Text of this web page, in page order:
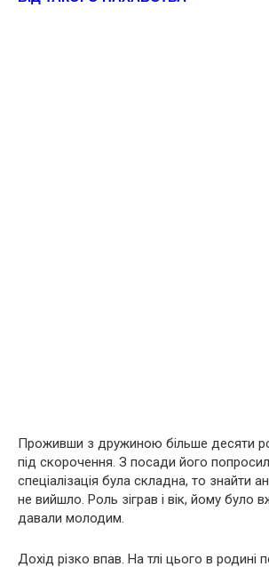
Проживши з дружиною більше десяти
під скорочення. З посади його
спеціалізація була складна, то знайти
не вийшло. Роль зіграв і вік, йому було
давали молодим.
Дохід різко впав. На тлі цього в родині